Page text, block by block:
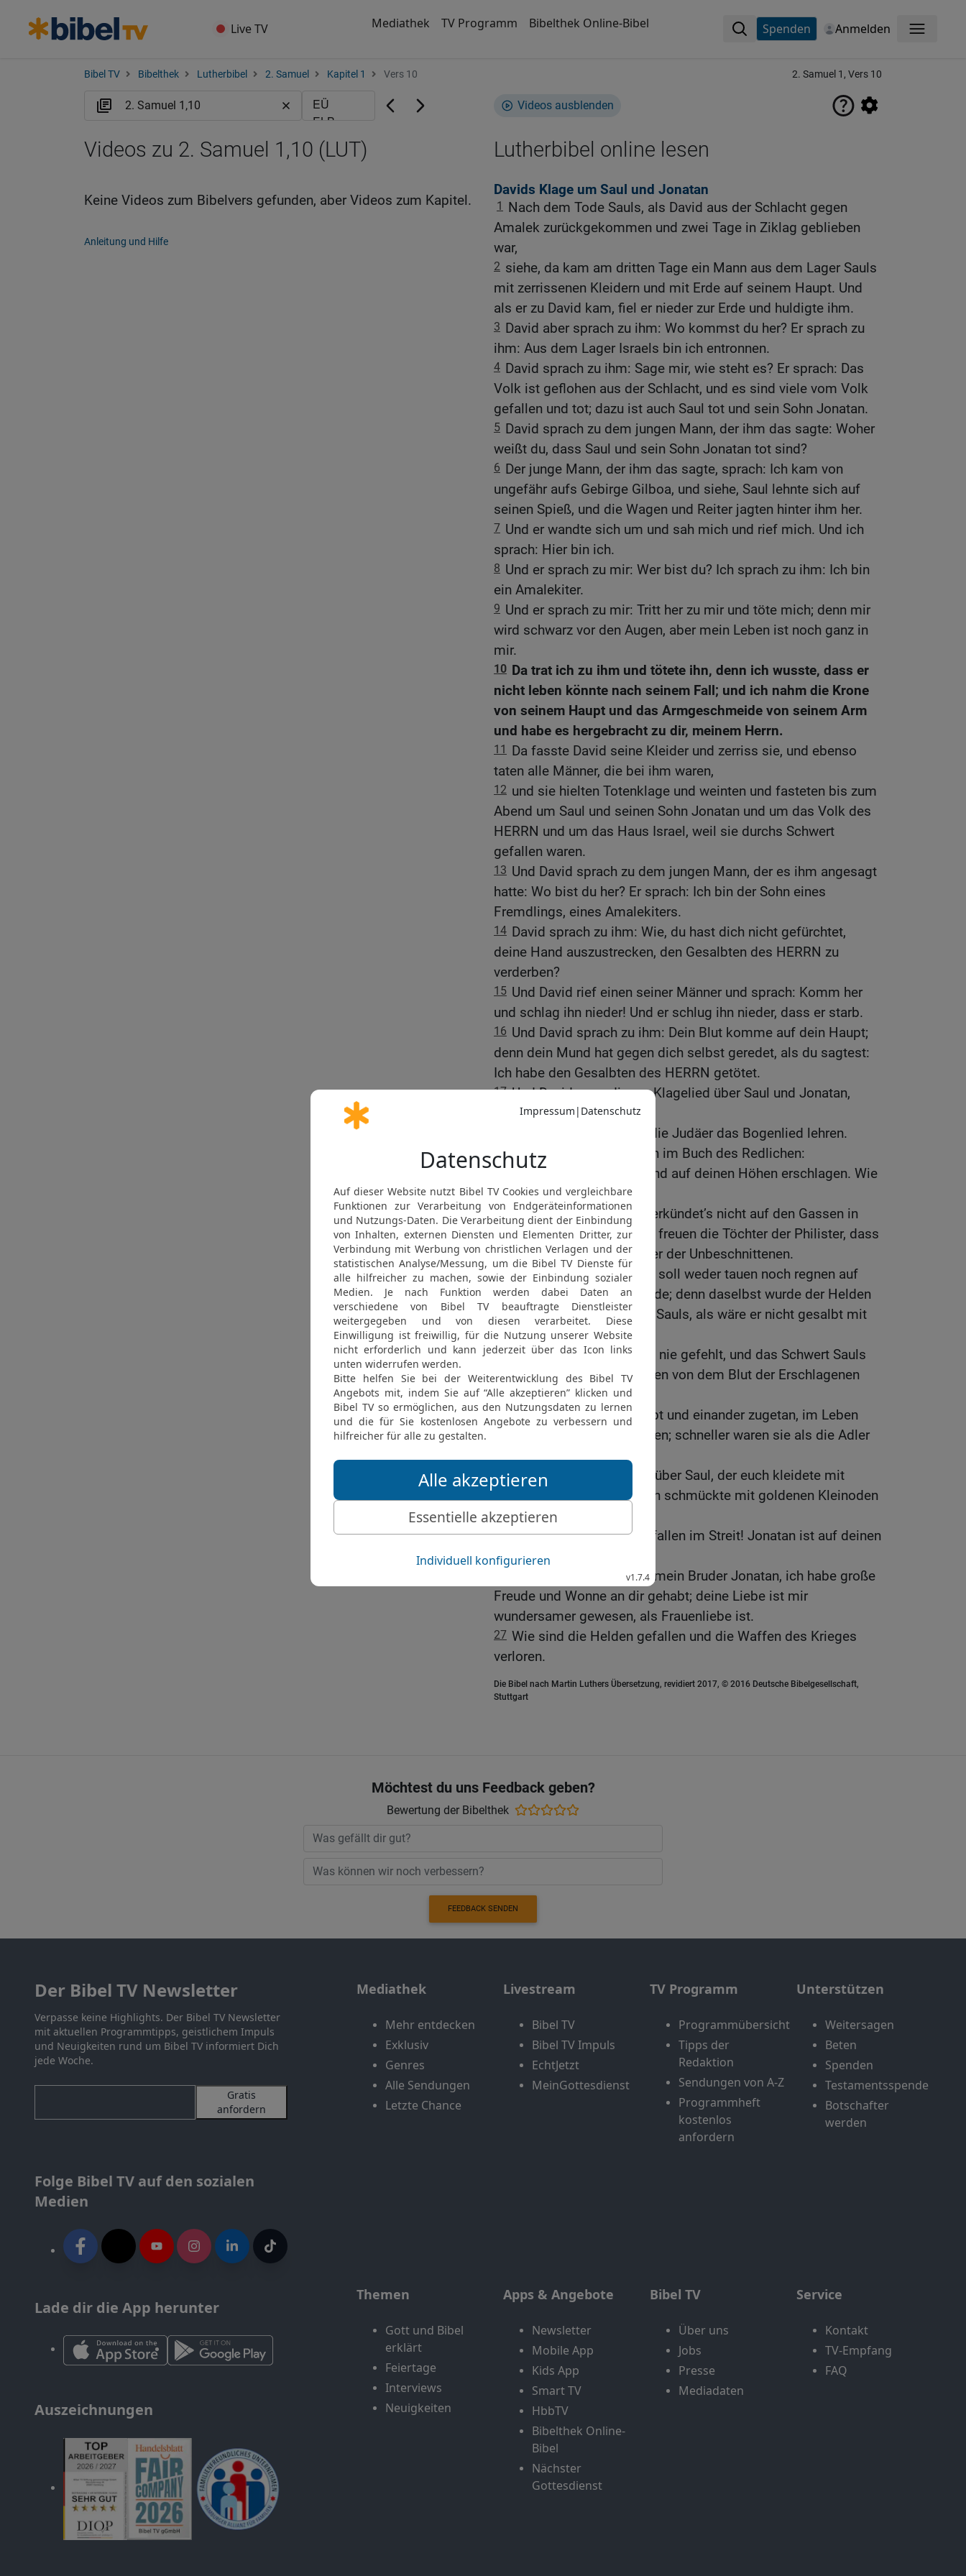
Live TV Mediathek TV Programm Bibelthek Online-Bibel Spenden Anmelden Menü
Bibel TV Bibelthek Lutherbibel 2. Samuel Kapitel 1 Vers 10 2. Samuel 1, Vers 10
Videos ausblenden
Lutherbibel online lesen
Davids Klage um Saul und Jonatan
1
Nach dem Tode Sauls, als David aus der Schlacht gegen
Amalek zurückgekommen und zwei Tage in Ziklag geblieben
war,
2 siehe, da kam am dritten Tage ein Mann aus dem Lager Sauls
mit zerrissenen Kleidern und mit Erde auf seinem Haupt. Und
als er zu David kam, fiel er nieder zur Erde und huldigte ihm.
3 David aber sprach zu ihm: Wo kommst du her? Er sprach zu
ihm: Aus dem Lager Israels bin ich entronnen.
4 David sprach zu ihm: Sage mir, wie steht es? Er sprach: Das
Volk ist geflohen aus der Schlacht, und es sind viele vom Volk
gefallen und tot; dazu ist auch Saul tot und sein Sohn Jonatan.
5 David sprach zu dem jungen Mann, der ihm das sagte: Woher
weißt du, dass Saul und sein Sohn Jonatan tot sind?
6 Der junge Mann, der ihm das sagte, sprach: Ich kam von
ungefähr aufs Gebirge Gilboa, und siehe, Saul lehnte sich auf
seinen Spieß, und die Wagen und Reiter jagten hinter ihm her.
7 Und er wandte sich um und sah mich und rief mich. Und ich
sprach: Hier bin ich.
8 Und er sprach zu mir: Wer bist du? Ich sprach zu ihm: Ich bin
ein Amalekiter.
9 Und er sprach zu mir: Tritt her zu mir und töte mich; denn mir
wird schwarz vor den Augen, aber mein Leben ist noch ganz in
mir.
10 Da trat ich zu ihm und tötete ihn, denn ich wusste, dass er
nicht leben könnte nach seinem Fall; und ich nahm die Krone
von seinem Haupt und das Armgeschmeide von seinem Arm
und habe es hergebracht zu dir, meinem Herrn.
11
Da fasste David seine Kleider und zerriss sie, und ebenso
taten alle Männer, die bei ihm waren,
12 und sie hielten Totenklage und weinten und fasteten bis zum
Abend um Saul und seinen Sohn Jonatan und um das Volk des
HERRN und um das Haus Israel, weil sie durchs Schwert
gefallen waren.
13 Und David sprach zu dem jungen Mann, der es ihm angesagt
hatte: Wo bist du her? Er sprach: Ich bin der Sohn eines
Fremdlings, eines Amalekiters.
14 David sprach zu ihm: Wie, du hast dich nicht gefürchtet,
deine Hand auszustrecken, den Gesalbten des HERRN zu
verderben?
15 Und David rief einen seiner Männer und sprach: Komm her
und schlag ihn nieder! Und er schlug ihn nieder, dass er starb.
16 Und David sprach zu ihm: Dein Blut komme auf dein Haupt;
denn dein Mund hat gegen dich selbst geredet, als du sagtest:
Ich habe den Gesalbten des HERRN getötet.
17 Und David sang dieses Klagelied über Saul und Jonatan,
seinen Sohn,
und befahl, man sollte die Judäer das Bogenlied lehren.
Siehe, es steht geschrieben im Buch des Redlichen:
19 Die Edelsten in Israel sind auf deinen Höhen erschlagen. Wie
sind die Helden gefallen!
20
Sagt’s nicht an in Gat, verkündet’s nicht auf den Gassen in
Aschkelon, dass sich nicht freuen die Töchter der Philister, dass
nicht frohlocken die Töchter der Unbeschnittenen.
21
Ihr Berge von Gilboa, es soll weder tauen noch regnen auf
euch, ihr trügerischen Gefilde; denn daselbst wurde der Helden
Schild entweiht, der Schild Sauls, als wäre er nicht gesalbt mit
Öl.
22 Der Bogen Jonatans hat nie gefehlt, und das Schwert Sauls
ist nie leer zurückgekommen von dem Blut der Erschlagenen
und vom Mark der Helden.
23 Saul und Jonatan, geliebt und einander zugetan, im Leben
und im Tod nicht geschieden; schneller waren sie als die Adler
24 Ihr Töchter Israel, weint über Saul, der euch kleidete mit
kostbarem Purpur und euch schmückte mit goldenen Kleinoden
an euren Kleidern.
25 Wie sind die Helden gefallen im Streit! Jonatan ist auf deinen
Höhen erschlagen!
Es ist mir leid um dich, mein Bruder Jonatan, ich habe große
Freude und Wonne an dir gehabt; deine Liebe ist mir
wundersamer gewesen, als Frauenliebe ist.
27 Wie sind die Helden gefallen und die Waffen des Krieges
verloren.
Die Bibel nach Martin Luthers Übersetzung, revidiert 2017, © 2016 Deutsche Bibelgesellschaft,
Stuttgart
Videos zu 2. Samuel 1,10 (LUT)
Keine Videos zum Bibelvers gefunden, aber Videos zum Kapitel.
Anleitung und Hilfe
Möchtest du uns Feedback geben?
Bewertung der Bibelthek
FEEDBACK SENDEN
Der Bibel TV Newsletter
Verpasse keine Highlights. Der Bibel TV Newsletter
mit aktuellen Programmtipps, geistlichem Impuls
und Neuigkeiten rund um Bibel TV informiert Dich
jede Woche.
Gratis
anfordern
Folge Bibel TV auf den sozialen
Medien
Lade dir die App herunter
Auszeichnungen
Mediathek
Mehr entdecken
Exklusiv
Genres
Alle Sendungen
Letzte Chance
Livestream
Bibel TV
Bibel TV Impuls
EchtJetzt
MeinGottesdienst
TV Programm
Programmübersicht
Tipps der
Redaktion
Sendungen von A-Z
Programmheft
kostenlos
anfordern
Unterstützen
Weitersagen
Beten
Spenden
Testamentsspende
Botschafter
werden
Themen
Gott und Bibel
erklärt
Feiertage
Interviews
Neuigkeiten
Apps & Angebote
Newsletter
Mobile App
Kids App
Smart TV
HbbTV
Bibelthek Online-
Bibel
Nächster
Gottesdienst
Bibel TV
Über uns
Jobs
Presse
Mediadaten
Service
Kontakt
TV-Empfang
FAQ